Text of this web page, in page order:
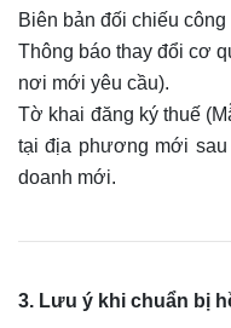
Biên bản đối chiếu
Thông báo thay đổi cơ
nơi mới yêu cầu).
Tờ khai đăng ký thuế
tại địa phương mới
doanh mới.
3. Lưu ý khi chuẩn bị